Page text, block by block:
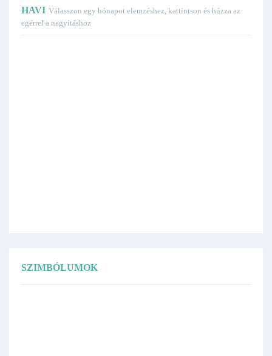
HAVI Válasszon egy hónapot elemzéshez, kattintson és húzza az
egérrel a nagyításhoz
SZIMBÓLUMOK